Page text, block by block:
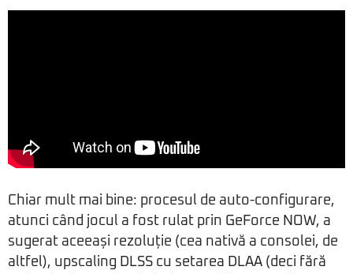
Chiar mult mai bine: procesul de auto-configurare,
atunci când jocul a fost rulat prin GeForce NOW, a
sugerat aceeași rezoluție (cea nativă a consolei, de
altfel), upscaling DLSS cu setarea DLAA (deci fără